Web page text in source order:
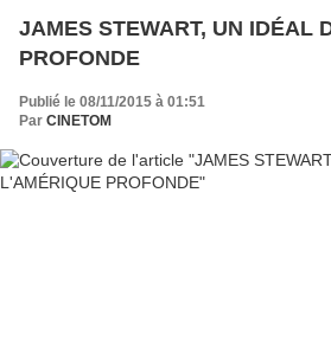
JAMES STEWART, UN IDÉAL
PROFONDE
Publié le 08/11/2015 à 01:51
Par CINETOM